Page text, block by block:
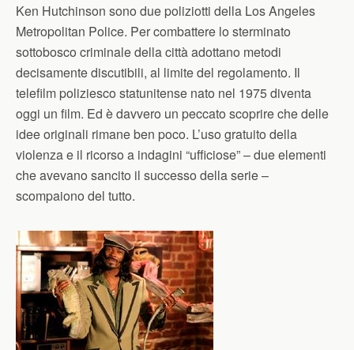
Ken Hutchinson sono due poliziotti della Los Angeles
Metropolitan Police. Per combattere lo sterminato
sottobosco criminale della città adottano metodi
decisamente discutibili, al limite del regolamento. Il
telefilm poliziesco statunitense nato nel 1975 diventa
oggi un film. Ed è davvero un peccato scoprire che delle
idee originali rimane ben poco. L’uso gratuito della
violenza e il ricorso a indagini “ufficiose” – due elementi
che avevano sancito il successo della serie –
scompaiono del tutto.